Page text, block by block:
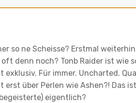
so ne Scheisse? Erstmal
denn noch? Tonb Raider ist wie
exklusiv. Für immer. Uncharted.
über Perlen wie Ashen?! Das
eigentlich?